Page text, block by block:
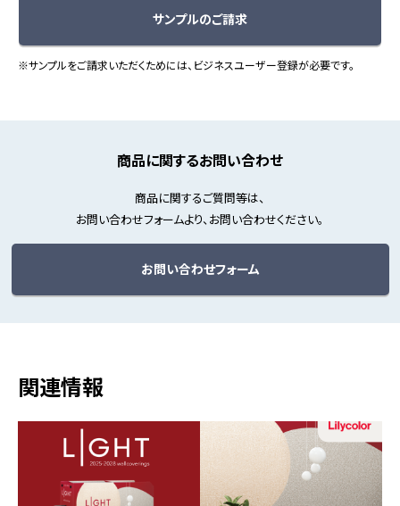
サンプルのご請求
※サンプルをご請求いただくためには、ビジネスユーザー登録が必要です。
商品に関するお問い合わせ
商品に関するご質問等は、
お問い合わせフォームより、お問い合わせください。
お問い合わせフォーム
関連情報